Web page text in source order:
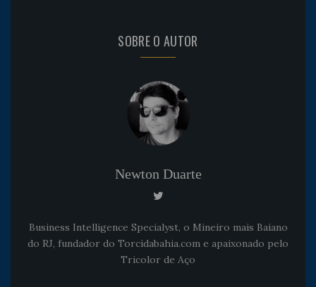
SOBRE O AUTOR
Newton Duarte
Business Intelligence Specialyst, o Mineiro mais Baiano
do RJ, fundador do Torcidabahia.com e apaixonado pelo
Tricolor de Aço